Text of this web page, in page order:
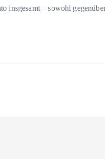
insgesamt – sowohl